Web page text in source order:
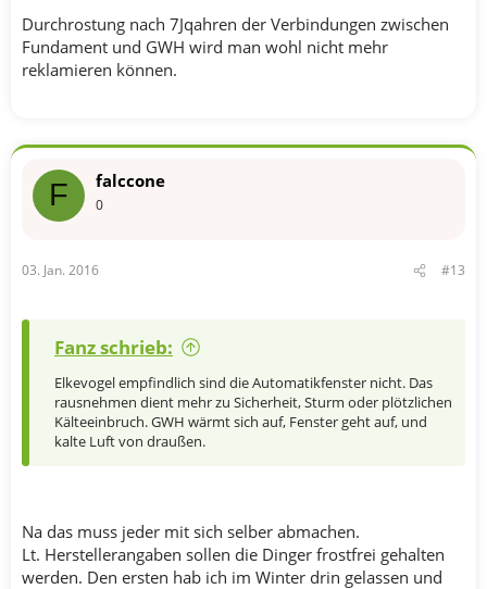
Durchrostung nach 7Jqahren der Verbindungen zwischen
Fundament und GWH wird man wohl nicht mehr
reklamieren können.
F falccone
0
03. Jan. 2016 #13
Fanz schrieb:
Elkevogel empfindlich sind die Automatikfenster nicht. Das
rausnehmen dient mehr zu Sicherheit, Sturm oder plötzlichen
Kälteeinbruch. GWH wärmt sich auf, Fenster geht auf, und
kalte Luft von draußen.
Na das muss jeder mit sich selber abmachen.
Lt. Herstellerangaben sollen die Dinger frostfrei gehalten
werden. Den ersten hab ich im Winter drin gelassen und